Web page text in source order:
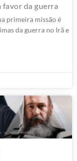
favor da guerra
primeira missão é
da guerra no Irã e